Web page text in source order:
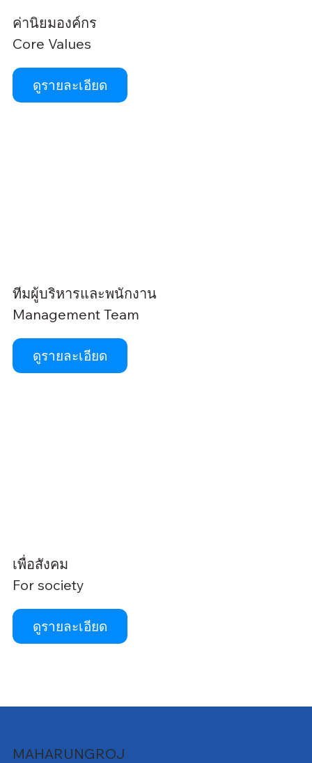
ค่านิยมองค์กร
Core Values
ดูรายละเอียด
ทีมผู้บริหารและพนักงาน
Management Team
ดูรายละเอียด
เพื่อสังคม
For society
ดูรายละเอียด
MAHARUNGROJ